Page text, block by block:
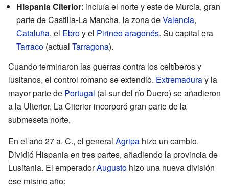
Hispania Citerior: incluía el norte y este de Murcia, gran
parte de Castilla-La Mancha, la zona deValencia,
Cataluña, el Ebroy el Pirineoaragonés. Su capital era
Tarraco (actual Tarragona).
Cuando terminaron las guerras contra los celtíberos y
lusitanos, el control romano se extendió. Extremaduray la
mayor parte de Portugal (al sur del río Duero) se añadieron
a la Ulterior. La Citerior incorporó gran parte de la
submeseta norte.
En el año 27 a. C., el general Agripa hizo un cambio.
Dividió Hispania en tres partes, añadiendo la provincia de
Lusitania. El emperadorAugusto hizo una nueva división
ese mismo año: